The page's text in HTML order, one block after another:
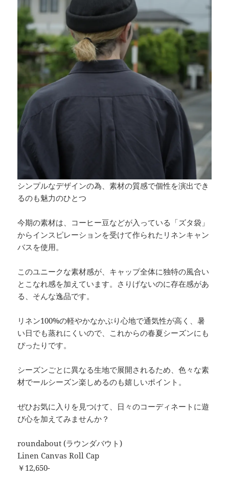
シンプルなデザインの為、素材の質感で個性を演出でき
るのも魅力のひとつ
今期の素材は、コーヒー豆などが入っている「ズタ袋」
からインスピレーションを受けて作られたリネンキャン
バスを使用。
このユニークな素材感が、キャップ全体に独特の風合い
とこなれ感を加えています。さりげないのに存在感があ
る、そんな逸品です。
リネン100%の軽やかなかぶり心地で通気性が高く、暑
い日でも蒸れにくいので、これからの春夏シーズンにも
ぴったりです。
シーズンごとに異なる生地で展開されるため、色々な素
材でールシーズン楽しめるのも嬉しいポイント。
ぜひお気に入りを見つけて、日々のコーディネートに遊
び心を加えてみませんか？
roundabout (ラウンダバウト)
Linen Canvas Roll Cap
￥12,650-